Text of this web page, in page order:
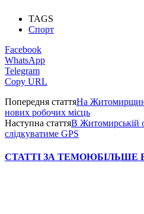
TAGS
Спорт
Facebook
WhatsApp
Telegram
Copy URL
Попередня статтяНа
нових робочих місць
Наступна статтяВ Житомирській
слідкуватиме GPS
СТАТТІ ЗА ТЕМОЮБІЛЬШЕ